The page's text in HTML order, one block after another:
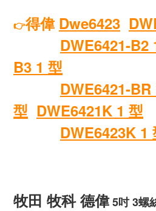
👉得偉 Dwe6423
DWE6421-B2
B3 1 型
DWE6421-BR
型 DWE6421K 1 型
DWE6423K 1
牧田 牧科 德偉5吋3螺